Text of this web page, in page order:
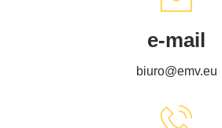
e-mail
biuro@emv.eu